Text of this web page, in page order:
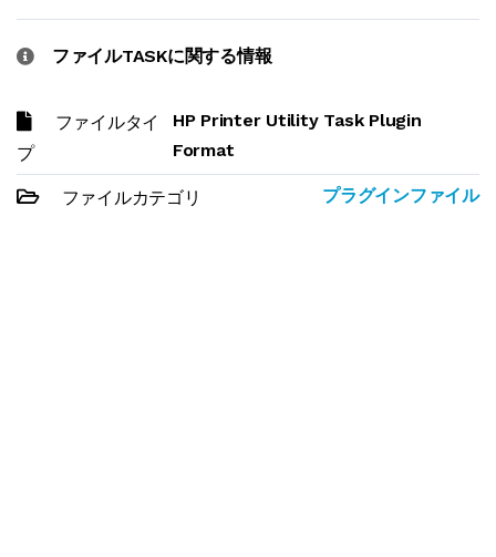
ファイルTASKに関する情報
ファイルタイ
プ
HP Printer Utility Task Plugin
Format
ファイルカテゴリ プラグインファイル